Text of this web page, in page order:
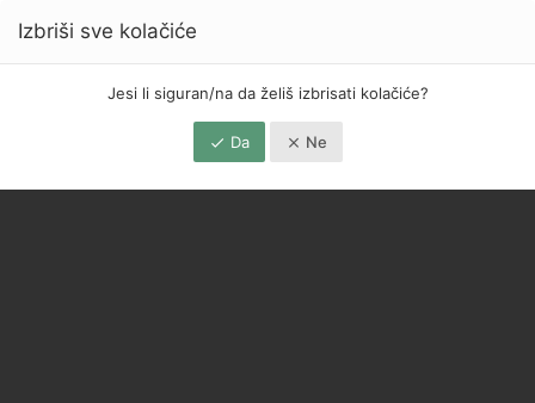
Izbriši sve kolačiće
Jesi li siguran/na da želiš izbrisati kolačiće?
Da Ne